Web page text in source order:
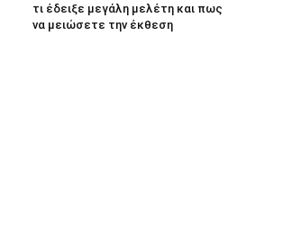
τι έδειξε μεγάλη μελέτη και πως
να μειώσετε την έκθεση